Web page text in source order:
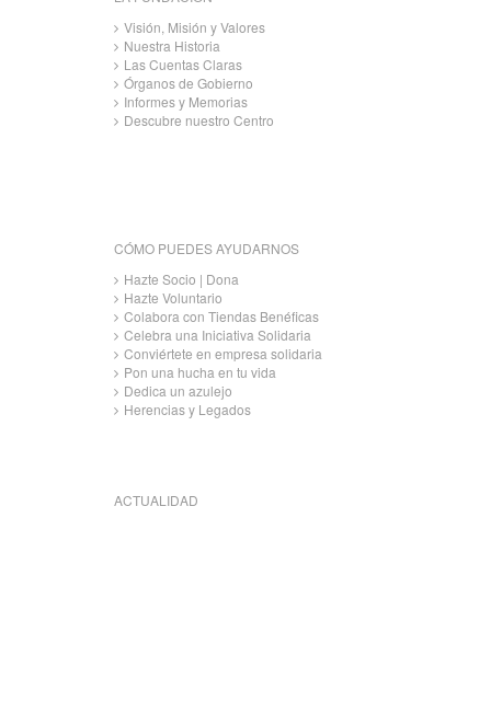
Visión, Misión y Valores
Nuestra Historia
Las Cuentas Claras
Órganos de Gobierno
Informes y Memorias
Descubre nuestro Centro
CÓMO PUEDES AYUDARNOS
Hazte Socio | Dona
Hazte Voluntario
Colabora con Tiendas Benéficas
Celebra una Iniciativa Solidaria
Conviértete en empresa solidaria
Pon una hucha en tu vida
Dedica un azulejo
Herencias y Legados
ACTUALIDAD